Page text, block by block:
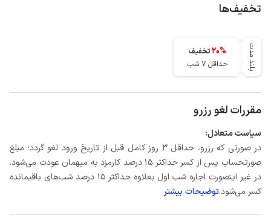
تخفیف‌ها
بلند مدت 20%
تخفیف
حداقل 7 شب
مقررات لغو رزرو
سیاست متعادل:
در صورتی که رزرو، حداقل 3 روز کامل قبل از تاریخ ورود لغو گردد؛ مبلغ
صورتحساب پس از کسر حداکثر 15 درصد کارمزد به میهمان عودت می‌شود.
در غیر اینصورت اجاره شب اول بعلاوه حداکثر 15 درصد شب‌های باقیمانده
کسر می‌شود.توضیحات بیشتر